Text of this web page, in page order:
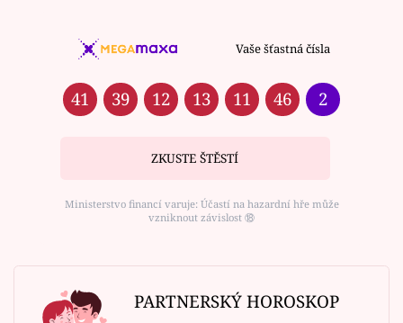
Vaše šťastná čísla
41 39 12 13 11 46 2
ZKUSTE ŠTĚSTÍ
Ministerstvo financí varuje: Účastí na hazardní hře může
vzniknout závislost ⑱
PARTNERSKÝ HOROSKOP